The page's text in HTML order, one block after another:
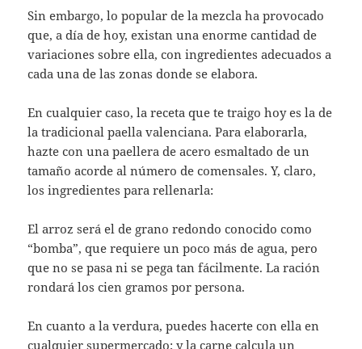
Sin embargo, lo popular de la mezcla ha provocado
que, a día de hoy, existan una enorme cantidad de
variaciones sobre ella, con ingredientes adecuados a
cada una de las zonas donde se elabora.
En cualquier caso, la receta que te traigo hoy es la de
la tradicional paella valenciana. Para elaborarla,
hazte con una paellera de acero esmaltado de un
tamaño acorde al número de comensales. Y, claro,
los ingredientes para rellenarla:
El arroz será el de grano redondo conocido como
“bomba”, que requiere un poco más de agua, pero
que no se pasa ni se pega tan fácilmente. La ración
rondará los cien gramos por persona.
En cuanto a la verdura, puedes hacerte con ella en
cualquier supermercado; y la carne calcula un